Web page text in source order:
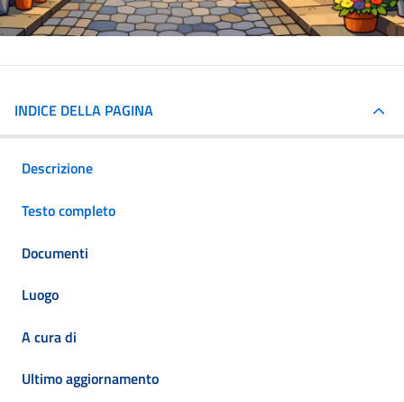
INDICE DELLA PAGINA
Descrizione
Testo completo
Documenti
Luogo
A cura di
Ultimo aggiornamento